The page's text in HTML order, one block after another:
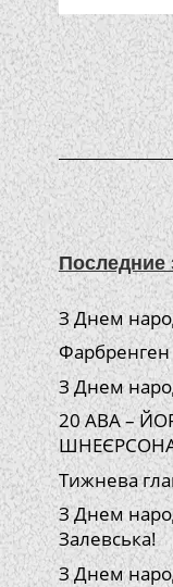
Последние
З Днем
Фарбренген
З Днем
20 АВА –
Тижнева
З Днем
Залевська!
З Днем